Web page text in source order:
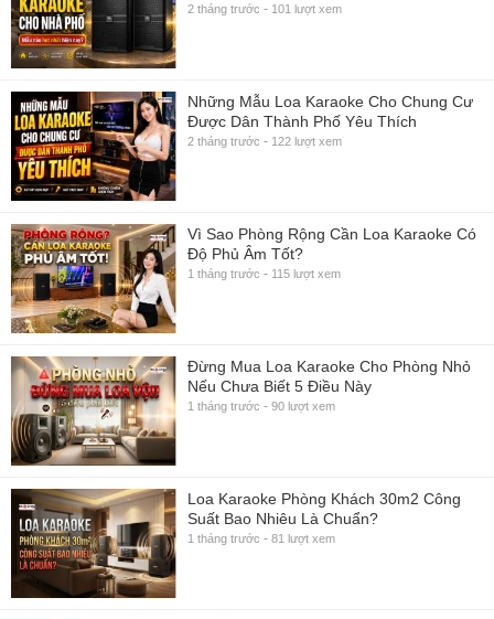
2 tháng trước - 101 lượt xem
Những Mẫu Loa Karaoke Cho Chung Cư
Được Dân Thành Phố Yêu Thích
2 tháng trước - 122 lượt xem
Vì Sao Phòng Rộng Cần Loa Karaoke Có
Độ Phủ Âm Tốt?
1 tháng trước - 115 lượt xem
Đừng Mua Loa Karaoke Cho Phòng Nhỏ
Nếu Chưa Biết 5 Điều Này
1 tháng trước - 90 lượt xem
Loa Karaoke Phòng Khách 30m2 Công
Suất Bao Nhiêu Là Chuẩn?
1 tháng trước - 81 lượt xem